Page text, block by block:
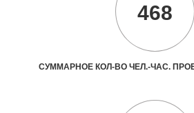
468
СУММАРНОЕ КОЛ-ВО ЧЕЛ.-ЧАС.